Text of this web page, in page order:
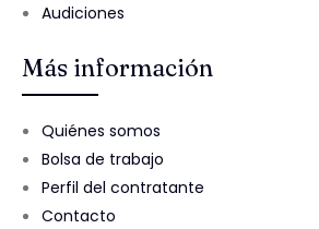
Audiciones
Más información
Quiénes somos
Bolsa de trabajo
Perfil del contratante
Contacto